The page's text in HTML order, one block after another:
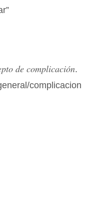
de complicación.
complicacion